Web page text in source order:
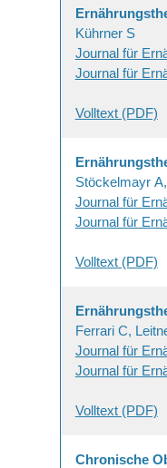
Kührner S
Journal für
Journal für
Volltext (PDF)
Stöckelmayr
Journal für
Journal für
Volltext (PDF)
Ferrari C,
Journal für
Journal für
Volltext (PDF)
Chronische